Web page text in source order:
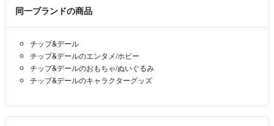
同一ブランドの商品
チップ&デール
チップ&デールのエンタメ/ホビー
チップ&デールのおもちゃ/ぬいぐるみ
チップ&デールのキャラクターグッズ